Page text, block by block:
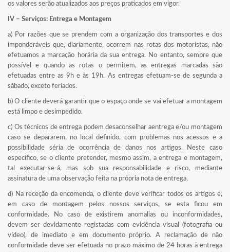
os valores serão atualizados aos preços praticados em vigor.
IV – Serviços: Entrega e Montagem
a) Por razões que se prendem com a organização dos transportes e dos
imponderáveis que, diariamente, ocorrem nas rotas dos motoristas, não
efetuamos a marcação horária da sua entrega. No entanto, sempre que
possível e quando as rotas o permitem, as entregas marcadas são
efetuadas entre as 9h e às 19h. As entregas efetuam-se de segunda a
sábado, exceto feriados.
b) O cliente deverá garantir que o espaço onde se vai efetuar a montagem
está limpo e desimpedido.
c) Os técnicos de entrega podem desaconselhar aentrega e/ou montagem
caso se depararem, no local definido, com problemas nos acessos e a
possibilidade séria de ocorrência de danos nos artigos. Neste caso
específico, se o cliente pretender, mesmo assim, a entrega e montagem,
tal executar-se-á, mas sob sua responsabilidade e risco, mediante
assinatura de uma observação feita na própria nota de entrega.
d) Na receção da encomenda, o cliente deve verificar todos os artigos e,
em caso de montagem pelos nossos serviços, se esta ficou em
conformidade. No caso de existirem anomalias ou inconformidades,
devem ser devidamente registadas com evidência visual (fotografia ou
vídeo), de imediato e em documento próprio. A reclamação de não
conformidade deve ser efetuada no prazo máximo de 24 horas à entrega